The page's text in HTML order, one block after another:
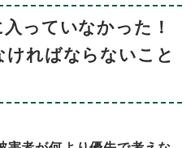
っていなかった！
ればならないこと